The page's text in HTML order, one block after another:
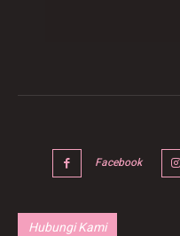
Facebook
Hubungi Kami